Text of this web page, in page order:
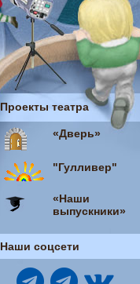
Проекты театра
«Дверь»
"Гулливер"
«Наши
выпускники»
Наши соцсети